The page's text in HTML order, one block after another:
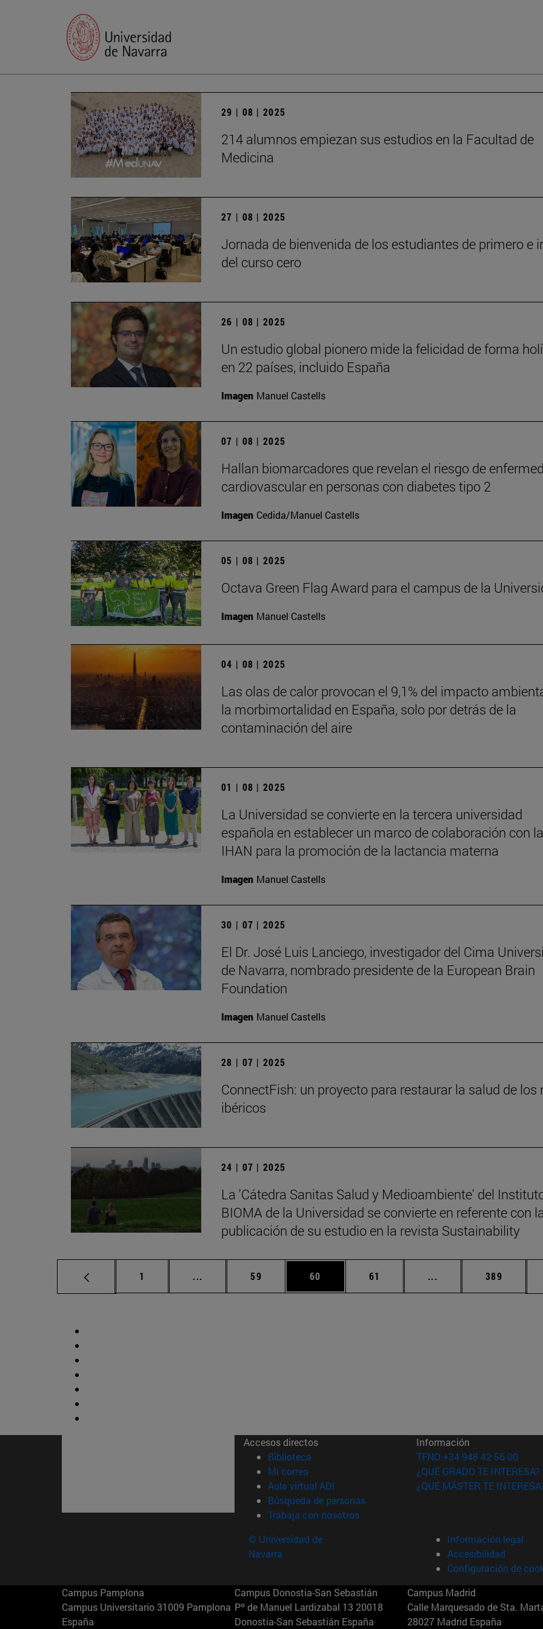
29 | 08 | 2025
214 alumnos empiezan sus estudios en la Facultad de
Medicina
27 | 08 | 2025
Jornada de bienvenida de los estudiantes de primero e
del curso cero
26 | 08 | 2025
Un estudio global pionero mide la felicidad de forma
en 22 países, incluido España
Imagen Manuel Castells
07 | 08 | 2025
Hallan biomarcadores que revelan el riesgo de
cardiovascular en personas con diabetes tipo 2
Imagen Cedida/Manuel Castells
05 | 08 | 2025
Octava Green Flag Award para el campus de la
Imagen Manuel Castells
04 | 08 | 2025
Las olas de calor provocan el 9,1% del impacto
la morbimortalidad en España, solo por detrás de la
contaminación del aire
01 | 08 | 2025
La Universidad se convierte en la tercera universidad
española en establecer un marco de colaboración con la
IHAN para la promoción de la lactancia materna
Imagen Manuel Castells
30 | 07 | 2025
El Dr. José Luis Lanciego, investigador del Cima
de Navarra, nombrado presidente de la European Brain
Foundation
Imagen Manuel Castells
28 | 07 | 2025
ConnectFish: un proyecto para restaurar la salud de los
ibéricos
24 | 07 | 2025
La 'Cátedra Sanitas Salud y Medioambiente' del
BIOMA de la Universidad se convierte en referente con
publicación de su estudio en la revista Sustainability
Página
1 ... Páginas intermedias Use TAB para desplazarse.
Página
59 Página
60 Página
61 ... Páginas intermedias
Página
389
Accesos directos
Biblioteca (abre en nueva ventana)
Mi correo(abre en nueva ventana)
Aula virtual ADI (abre en nueva ventana)
Búsqueda de personas(abre en nueva ventana)
Trabaja con nosotros(abre en nueva ventana)
Información
TFNO +34 948 42 56 00
¿QUÉ GRADO TE INTERESA?
¿QUÉ MÁSTER TE
© Universidad de
Navarra
Información legal
Accesibilidad
Configuración de
Campus Pamplona
Campus Universitario 31009 Pamplona
España
Campus Donostia-San Sebastián
Pº de Manuel Lardizabal 13 20018
Donostia-San Sebastián España
Campus Madrid
Calle Marquesado de Sta.
28027 Madrid España